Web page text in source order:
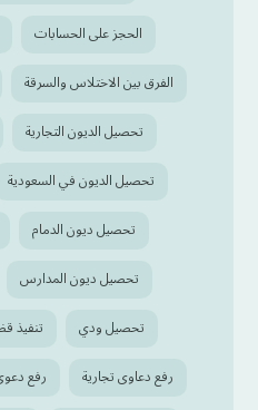
الحجز على الحسابات
الفرق بين الاختلاس والسرقة
تحصيل الديون التجارية
تحصيل الديون في السعودية
تحصيل ديون الدمام
تحصيل ديون المدارس
تحصيل ودي
تنفيذ
رفع دعاوى تجارية
رفع